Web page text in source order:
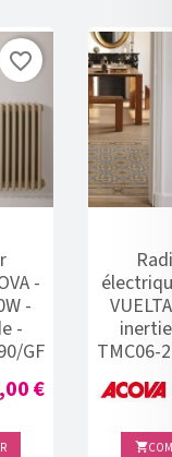
-
-
-
GF
€
favorite_border
TMC06-
